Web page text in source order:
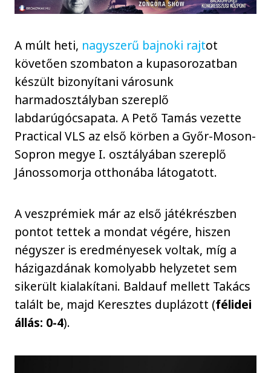
A múlt heti, nagyszerű bajnoki rajtot
követően szombaton a kupasorozatban
készült bizonyítani városunk
harmadosztályban szereplő
labdarúgócsapata. A Pető Tamás vezette
Practical VLS az első körben a Győr-Moson-
Sopron megye I. osztályában szereplő
Jánossomorja otthonába látogatott.
A veszprémiek már az első játékrészben
pontot tettek a mondat végére, hiszen
négyszer is eredményesek voltak, míg a
házigazdának komolyabb helyzetet sem
sikerült kialakítani. Baldauf mellett Takács
talált be, majd Keresztes duplázott (félidei
állás: 0-4).